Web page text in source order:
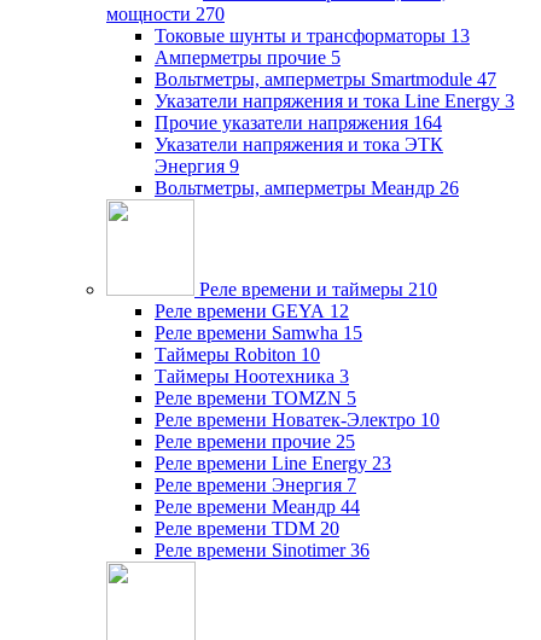
мощности 270
Токовые шунты и трансформаторы 13
Амперметры прочие 5
Вольтметры, амперметры Smartmodule 47
Указатели напряжения и тока Line Energy 3
Прочие указатели напряжения 164
Указатели напряжения и тока ЭТК
Энергия 9
Вольтметры, амперметры Меандр 26
Реле времени и таймеры 210
Реле времени GEYA 12
Реле времени Samwha 15
Таймеры Robiton 10
Таймеры Ноотехника 3
Реле времени TOMZN 5
Реле времени Новатек-Электро 10
Реле времени прочие 25
Реле времени Line Energy 23
Реле времени Энергия 7
Реле времени Меандр 44
Реле времени TDM 20
Реле времени Sinotimer 36